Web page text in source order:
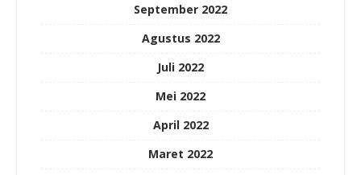
September 2022
Agustus 2022
Juli 2022
Mei 2022
April 2022
Maret 2022